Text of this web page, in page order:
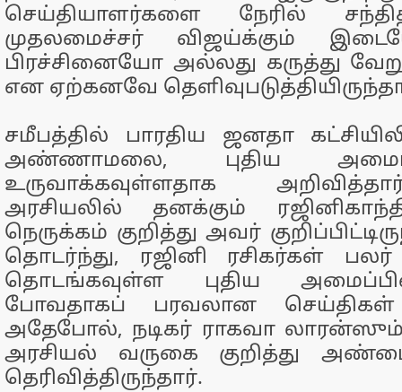
செய்தியாளர்களை நேரில்
முதலமைச்சர் விஜய்க்கும்
பிரச்சினையோ அல்லது கருத்து
என ஏற்கனவே
சமீபத்தில் பாரதிய ஜனதா
அண்ணாமலை, புதிய
உருவாக்கவுள்ளதாக
அரசியலில் தனக்கும்
நெருக்கம் குறித்து அவர்
தொடர்ந்து, ரஜினி ரசிகர்கள்
தொடங்கவுள்ள புதிய
போவதாகப் பரவலான செய்திகள்
அதேபோல், நடிகர் ராகவா லாரன்ஸும்
அரசியல் வருகை குறித்து
தெரிவித்திருந்தார்.